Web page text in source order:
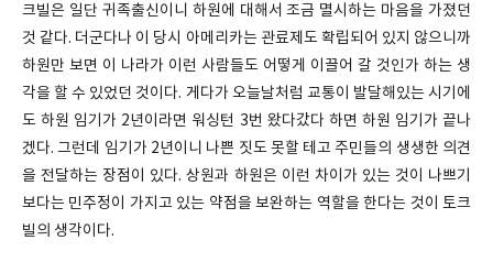
크빌은 일단 귀족출신이니 하원에 대해서 조금 멸시하는 마음을 가졌던
것 같다. 더군다나 이 당시 아메리카는 관료제도 확립되어 있지 않으니까
하원만 보면 이 나라가 이런 사람들도 어떻게 이끌어 갈 것인가 하는 생
각을 할 수 있었던 것이다. 게다가 오늘날처럼 교통이 발달해있는 시기에
도 하원 임기가 2년이라면 워싱턴 3번 왔다갔다 하면 하원 임기가 끝나
겠다. 그런데 임기가 2년이니 나쁜 짓도 못할 테고 주민들의 생생한 의견
을 전달하는 장점이 있다. 상원과 하원은 이런 차이가 있는 것이 나쁘기
보다는 민주정이 가지고 있는 약점을 보완하는 역할을 한다는 것이 토크
빌의 생각이다.